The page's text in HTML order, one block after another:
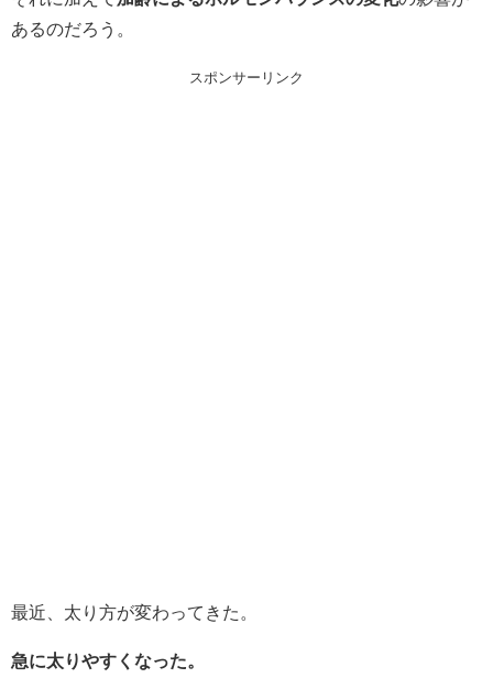
あるのだろう。
スポンサーリンク
最近、太り方が変わってきた。
急に太りやすくなった。